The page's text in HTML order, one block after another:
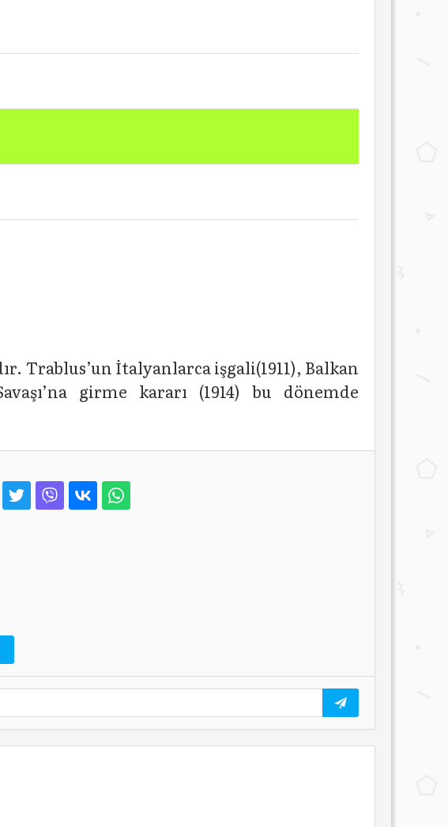
Trablus’un İtalyanlarca işgali(1911), Balkan
girme kararı (1914) bu dönemde